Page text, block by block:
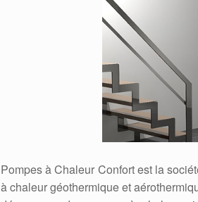
Pompes à Chaleur Confort est la
à chaleur géothermique et